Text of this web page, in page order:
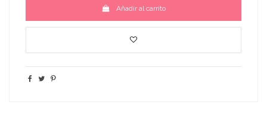
Añadir al carrito